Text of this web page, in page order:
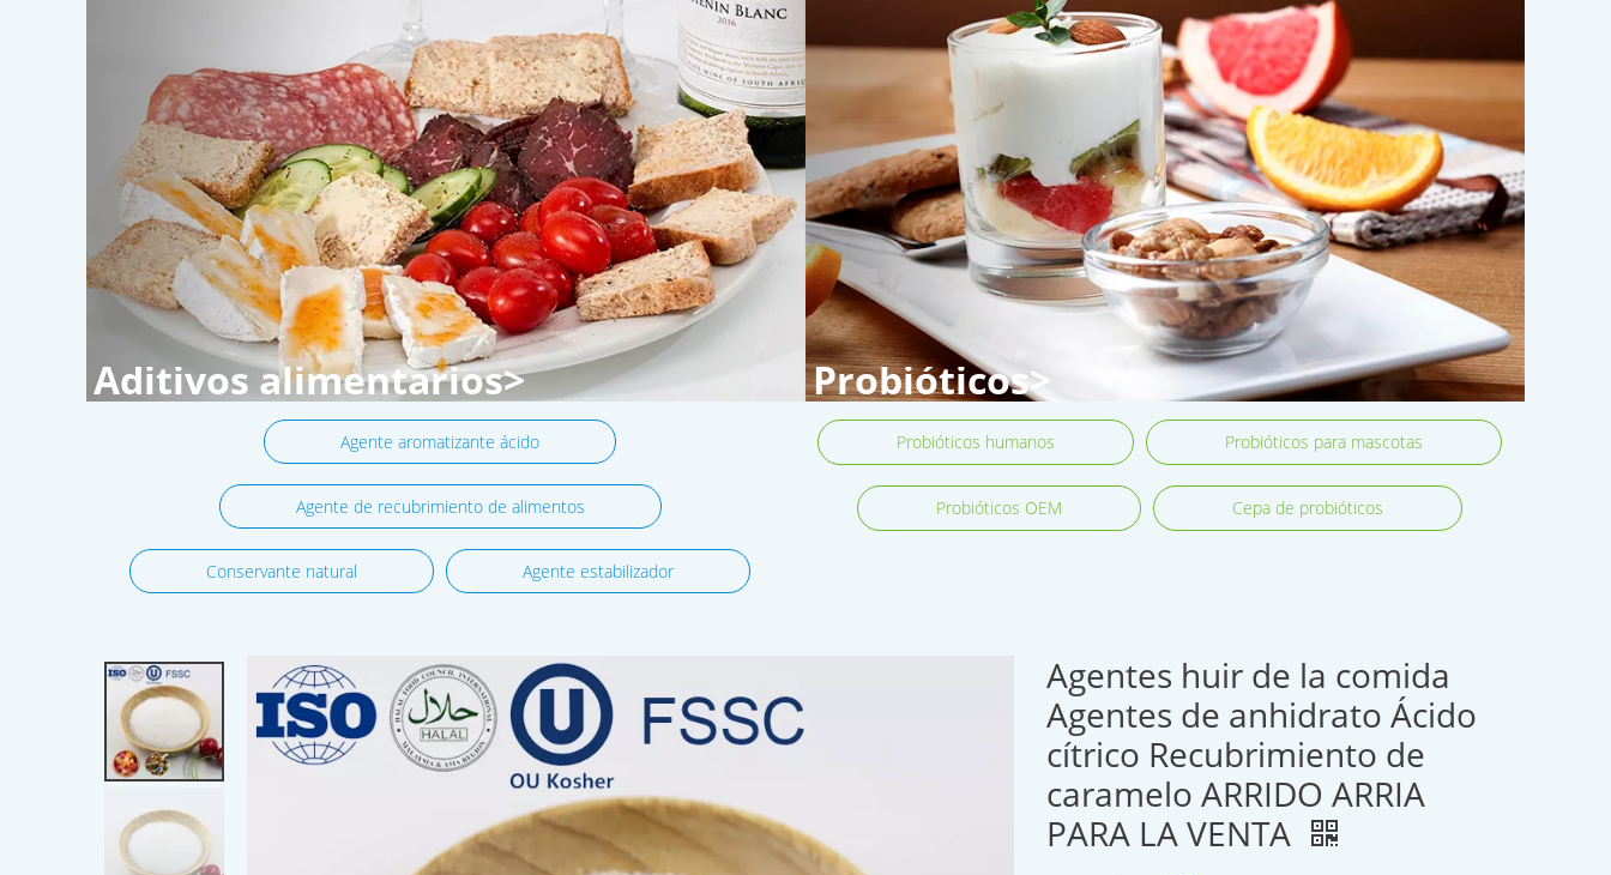
Aditivos alimentarios>
Agente aromatizante ácido
Agente de recubrimiento de alimentos
Conservante natural Agente estabilizador
Probióticos>
Probióticos humanos Probióticos para mascotas
Probióticos OEM Cepa de probióticos
Agentes huir de la comida
Agentes de anhidrato Ácido
cítrico Recubrimiento de
caramelo ARRIDO ARRIA
PARA LA VENTA